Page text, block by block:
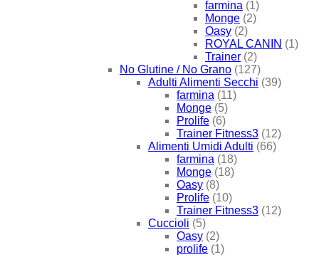
farmina (1)
Monge (2)
Oasy (2)
ROYAL CANIN (1)
Trainer (2)
No Glutine / No Grano (127)
Adulti Alimenti Secchi (39)
farmina (11)
Monge (5)
Prolife (6)
Trainer Fitness3 (12)
Alimenti Umidi Adulti (66)
farmina (18)
Monge (18)
Oasy (8)
Prolife (10)
Trainer Fitness3 (12)
Cuccioli (5)
Oasy (2)
prolife (1)